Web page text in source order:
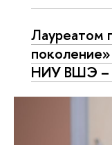
Лауреатом
НИУ ВШЭ –